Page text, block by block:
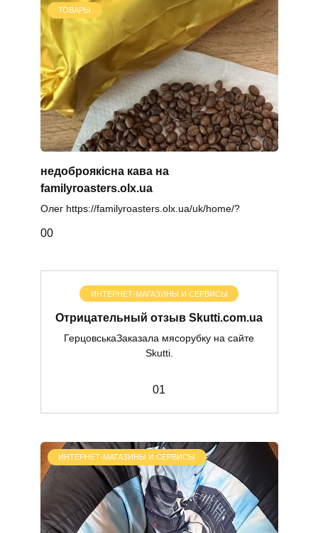
ТОВАРЫ
недоброякісна кава на
familyroasters.olx.ua
Олег https://familyroasters.olx.ua/uk/home/?
00
ИНТЕРНЕТ-МАГАЗИНЫ И СЕРВИСЫ
Отрицательный отзыв Skutti.com.ua
ГерцовськаЗаказала мясорубку на сайте
Skutti.
01
ИНТЕРНЕТ-МАГАЗИНЫ И СЕРВИСЫ